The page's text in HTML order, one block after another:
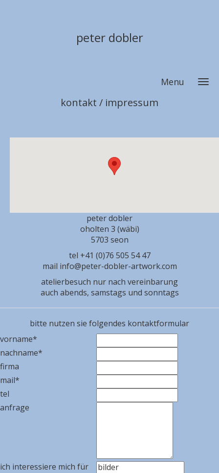
peter dobler
Menu
kontakt / impressum
peter dobler
oholten 3 (wäbi)
5703 seon
tel +41 (0)76 505 54 47
mail info@peter-dobler-artwork.com
atelierbesuch nur nach vereinbarung
auch abends, samstags und sonntags
bitte nutzen sie folgendes kontaktformular
vorname*
nachname*
firma
mail*
tel
anfrage
ich interessiere mich für